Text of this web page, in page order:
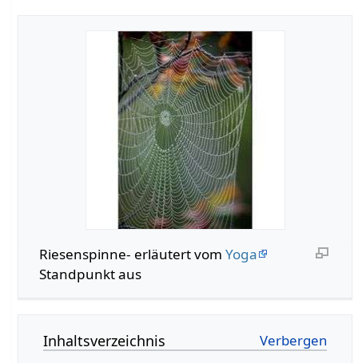
Riesenspinne- erläutert vom Yoga
Standpunkt aus
Inhaltsverzeichnis